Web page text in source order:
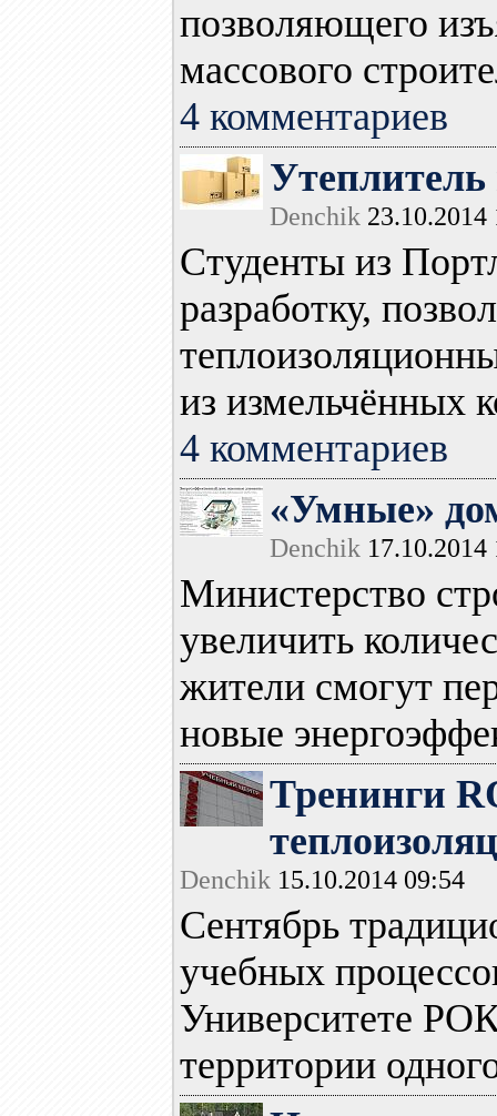
позволяющего
массового
4 комментариев
Denchik 23.10.2014
Студенты из
разработку,
из измельчённых
4 комментариев
«Умные»
Denchik 17.10.2014
Министерство
увеличить
жители смогут
новые
Тренинги
Denchik 15.10.2014 09:54
Сентябрь
учебных
Университете
территории